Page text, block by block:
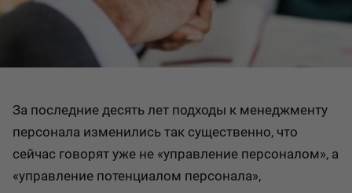
За последние десять лет подходы к менеджменту
персонала изменились так существенно, что
сейчас говорят уже не «управление персоналом», а
«управление потенциалом персонала»,